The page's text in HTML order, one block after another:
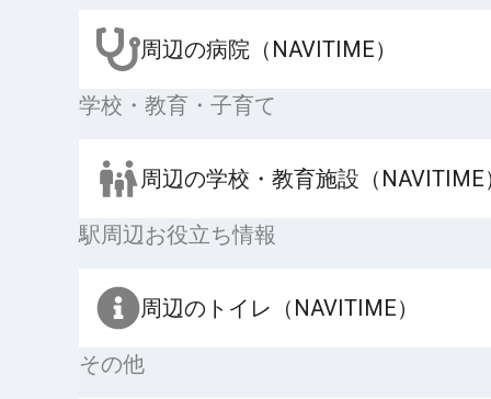
周辺の病院（NAVITIME）
学校・教育・子育て
周辺の学校・教育施設（NAVITIME
駅周辺お役立ち情報
周辺のトイレ（NAVITIME）
その他